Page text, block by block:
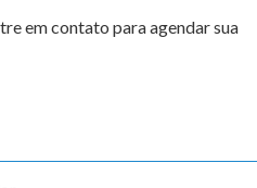
em contato para agendar sua